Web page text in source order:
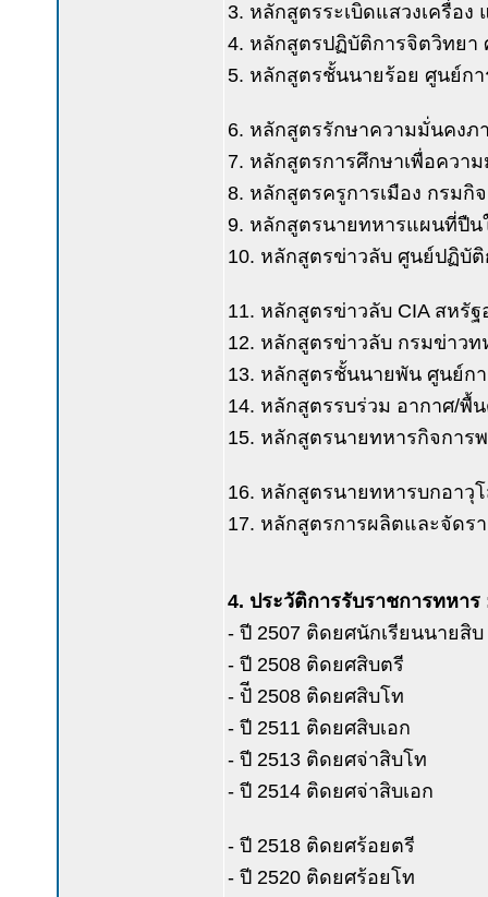
3. หลักสูตรระเบิดแสวงเครื่อ
4. หลักสูตรปฏิบัติการจิตวิทยา
5. หลักสูตรชั้นนายร้อย ศูนย์ก
6. หลักสูตรรักษาความมั่นคง
7. หลักสูตรการศึกษาเพื่อควา
8. หลักสูตรครูการเมือง กรมกิ
9. หลักสูตรนายทหารแผนที่ปื
10. หลักสูตรข่าวลับ ศูนย์ปฏิบั
11. หลักสูตรข่าวลับ CIA สหรัฐ
12. หลักสูตรข่าวลับ กรมข่าว
13. หลักสูตรชั้นนายพัน ศูนย์ก
14. หลักสูตรรบร่วม อากาศ/พื้
15. หลักสูตรนายทหารกิจการ
16. หลักสูตรนายทหารบกอาวุ
17. หลักสูตรการผลิตและจัดร
4. ประวัติการรับราชการทหาร
- ปี 2507 ติดยศนักเรียนนายสิ
- ปี 2508 ติดยศสิบตรี
- ปัี 2508 ติดยศสิบโท
- ปี 2511 ติดยศสิบเอก
- ปี 2513 ติดยศจ่าสิบโท
- ปี 2514 ติดยศจ่าสิบเอก
- ปี 2518 ติดยศร้อยตรี
- ปี 2520 ติดยศร้อยโท